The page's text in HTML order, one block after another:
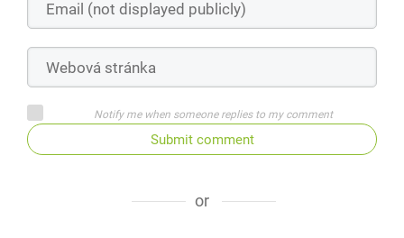
Notify me when someone replies to my comment
Submit comment
or